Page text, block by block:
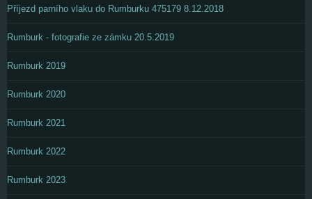
Příjezd parního vlaku do Rumburku 475179 8.12.2018
Rumburk - fotografie ze zámku 20.5.2019
Rumburk 2019
Rumburk 2020
Rumburk 2021
Rumburk 2022
Rumburk 2023